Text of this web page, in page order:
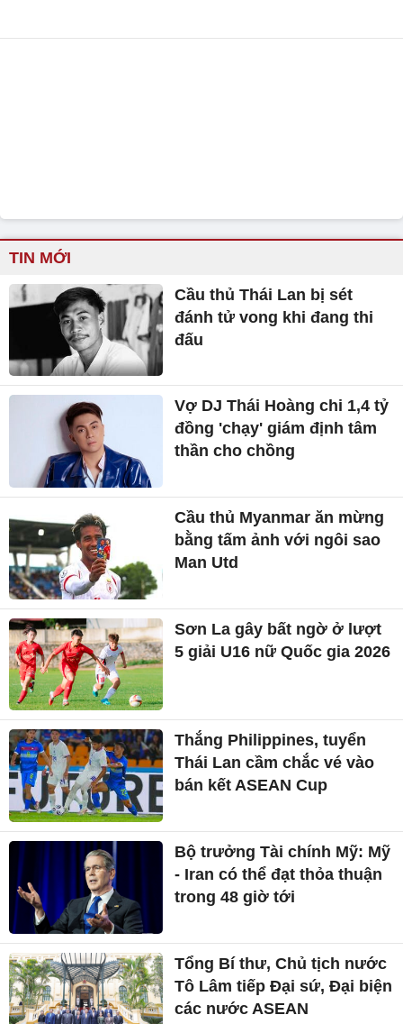
TIN MỚI
Cầu thủ Thái Lan bị sét
đánh tử vong khi đang thi
đấu
Vợ DJ Thái Hoàng chi 1,4 tỷ
đồng 'chạy' giám định tâm
thần cho chồng
Cầu thủ Myanmar ăn mừng
bằng tấm ảnh với ngôi sao
Man Utd
Sơn La gây bất ngờ ở lượt
5 giải U16 nữ Quốc gia 2026
Thắng Philippines, tuyển
Thái Lan cầm chắc vé vào
bán kết ASEAN Cup
Bộ trưởng Tài chính Mỹ: Mỹ
- Iran có thể đạt thỏa thuận
trong 48 giờ tới
Tổng Bí thư, Chủ tịch nước
Tô Lâm tiếp Đại sứ, Đại biện
các nước ASEAN